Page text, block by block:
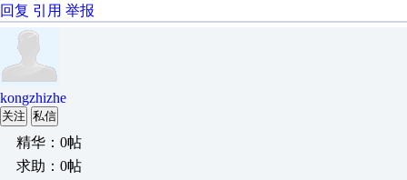
回复 引用 举报
kongzhizhe
关注 私信
精华：0帖
求助：0帖